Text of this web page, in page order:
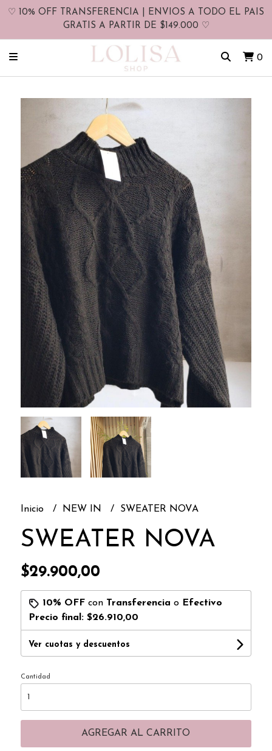
♡ 10% OFF TRANSFERENCIA | ENVIOS A TODO EL PAIS
GRATIS A PARTIR DE $149.000 ♡
0
Inicio NEW IN SWEATER NOVA
SWEATER NOVA
$29.900,00
10% OFFcon Transferencia o Efectivo
Precio final: $26.910,00
Ver cuotas y descuentos
Cantidad
AGREGAR AL CARRITO